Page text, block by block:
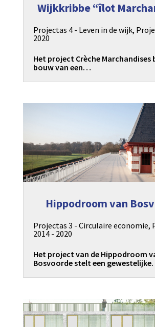
Wijkkribbe “îlot
Projectas 4 - Leven in de wijk,
2020
Het project Crèche Marchandises
bouw van een…
Hippodroom van
Projectas 3 - Circulaire economie,
2014 - 2020
Het project van de Hippodroom
Bosvoorde stelt een